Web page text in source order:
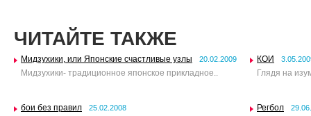
ЧИТАЙТЕ ТАКЖЕ
Мидзухики, или Японские счастливые узлы 20.02.2009
Мидзухики- традиционное японское прикладное..
КОИ
Глядя на
бои без правил 25.02.2008 Регбол